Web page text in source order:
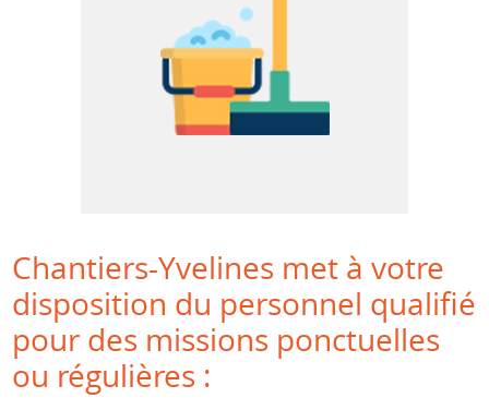
Chantiers-Yvelines met à votre
disposition du personnel qualifié
pour des missions ponctuelles
ou régulières :